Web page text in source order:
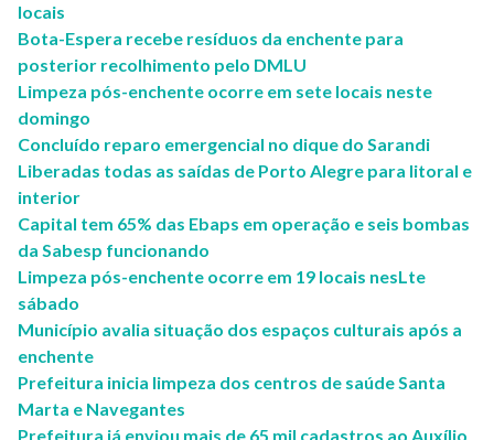
locais
Bota-Espera recebe resíduos da enchente para
posterior recolhimento pelo DMLU
Limpeza pós-enchente ocorre em sete locais neste
domingo
Concluído reparo emergencial no dique do Sarandi
Liberadas todas as saídas de Porto Alegre para litoral e
interior
Capital tem 65% das Ebaps em operação e seis bombas
da Sabesp funcionando
Limpeza pós-enchente ocorre em 19 locais nesLte
sábado
Município avalia situação dos espaços culturais após a
enchente
Prefeitura inicia limpeza dos centros de saúde Santa
Marta e Navegantes
Prefeitura já enviou mais de 65 mil cadastros ao Auxílio